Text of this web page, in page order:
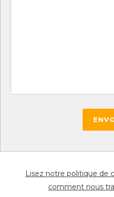
Lisez notre politique de
comment nous